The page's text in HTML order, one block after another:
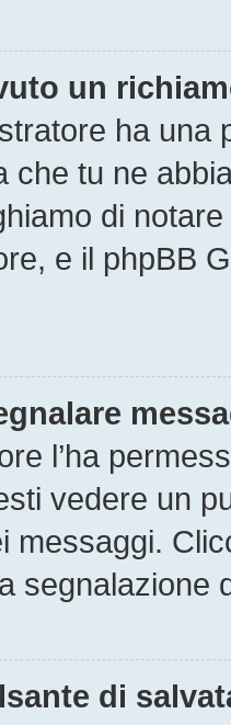
un
ha una
che tu ne
di
e il phpBB
l’ha
vedere un
messaggi.
segnalazione
di